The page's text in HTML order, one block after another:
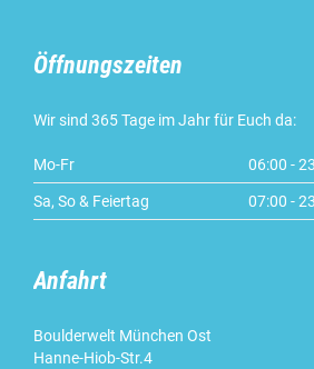
Öffnungszeiten
Wir sind 365 Tage im Jahr für Euch da:
Mo-Fr 06:00 -
Sa, So & Feiertag 07:00 -
Anfahrt
Boulderwelt München Ost
Hanne-Hiob-Str.4